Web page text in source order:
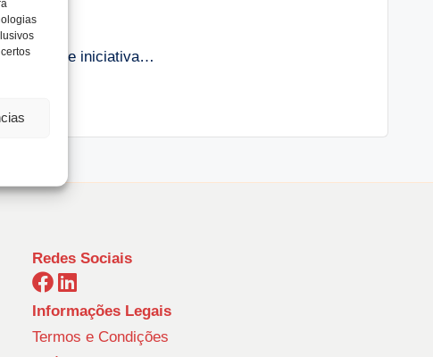
excelente iniciativa…
Redes Sociais
Informações Legais
Termos e Condições